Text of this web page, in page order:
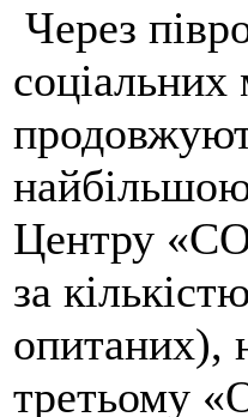
Через
Центру
за
опитаних),
третьому